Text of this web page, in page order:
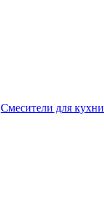
Смесители для кухни